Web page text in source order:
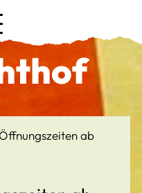
ab